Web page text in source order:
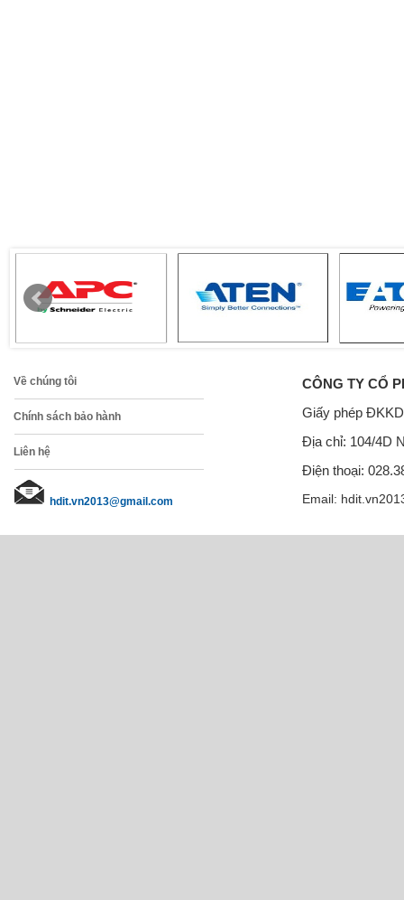
Về chúng tôi
Chính sách bảo hành
Liên hệ
hdit.vn2013@gmail.com
CÔNG TY CỔ
Giấy phép
Địa chỉ: 104/4D
Điện thoại:
Email: